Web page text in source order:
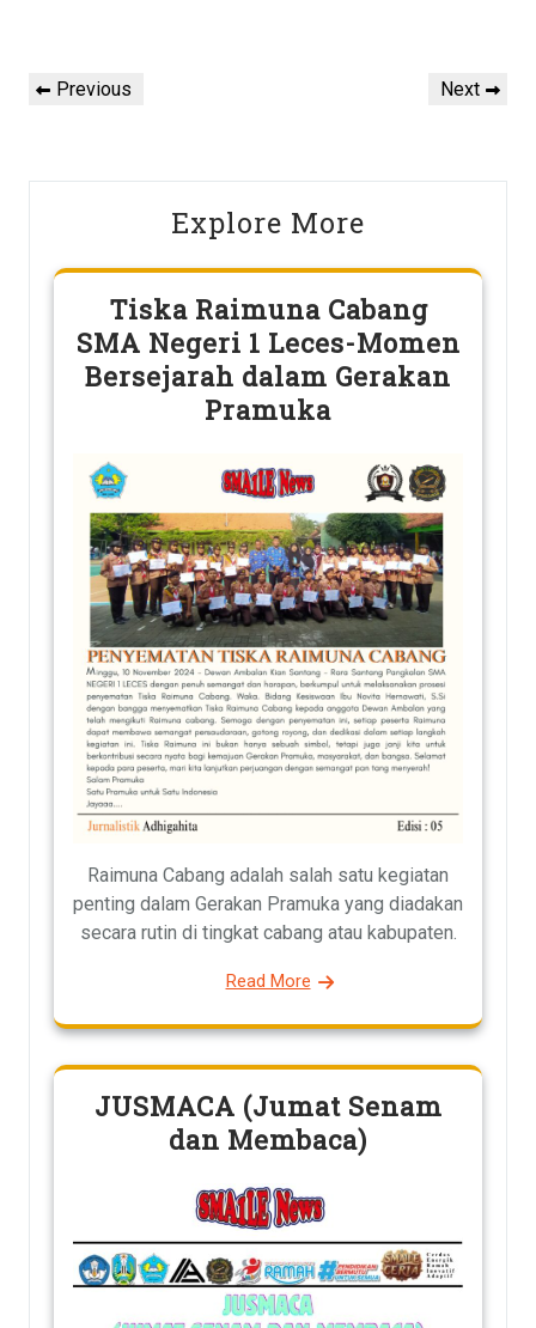
Post
navigation
Previous
Previous
Next
Next
Explore More
Tiska Raimuna Cabang
SMA Negeri 1 Leces-Momen
Bersejarah dalam Gerakan
Pramuka
Raimuna Cabang adalah salah satu kegiatan
penting dalam Gerakan Pramuka yang diadakan
secara rutin di tingkat cabang atau kabupaten.
Read More
JUSMACA (Jumat Senam
dan Membaca)